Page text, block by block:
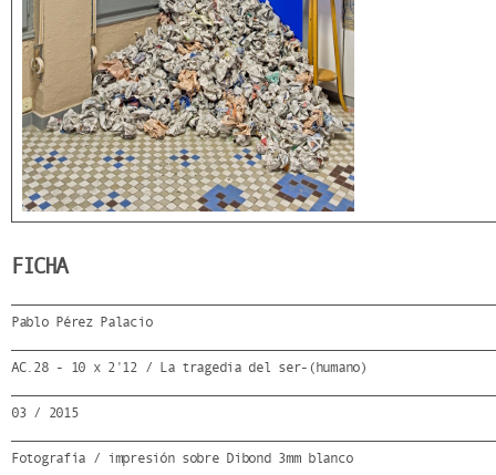
FICHA
Pablo Pérez Palacio
AC.28 - 10 x 2'12 / La tragedia del ser-(humano)
03 / 2015
Fotografía / impresión sobre Dibond 3mm blanco